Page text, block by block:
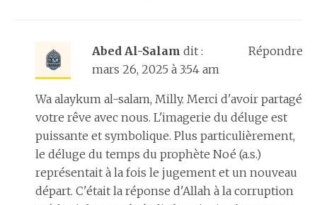
Abed Al-Salam dit :
mars 26, 2025 à 3:54 am
Wa alaykum al-salam, Milly. Merci d'avoir partagé
votre rêve avec nous. L'imagerie du déluge est
puissante et symbolique. Plus particulièrement,
le déluge du temps du prophète Noé (a.s.)
représentait à la fois le jugement et un nouveau
départ. C'était la réponse d'Allah à la corruption
Répondre